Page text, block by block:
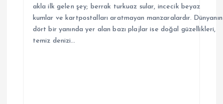
akla ilk gelen şey; berrak turkuaz sular, incecik beyaz
kumlar ve kartpostalları aratmayan manzaralardır. Dünyanın
dört bir yanında yer alan bazı plajlar ise doğal güzellikleri,
temiz denizi…